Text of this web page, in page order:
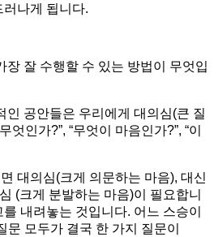
나게 됩니다.
장 잘 수행할 수 있는 방법이 무엇입
인 공안들은 우리에게 대의심(큰 질
엇인가?”, “무엇이 마음인가?”, “이
대의심(크게 의문하는 마음), 대신
(크게 분발하는 마음)이 필요합니
내려놓는 것입니다. 어느 스승이
문 모두가 결국 한 가지 질문이